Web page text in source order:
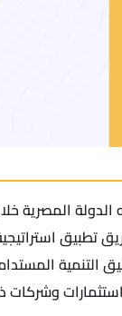
المصرية
تطبيق
التنمية
وشركات